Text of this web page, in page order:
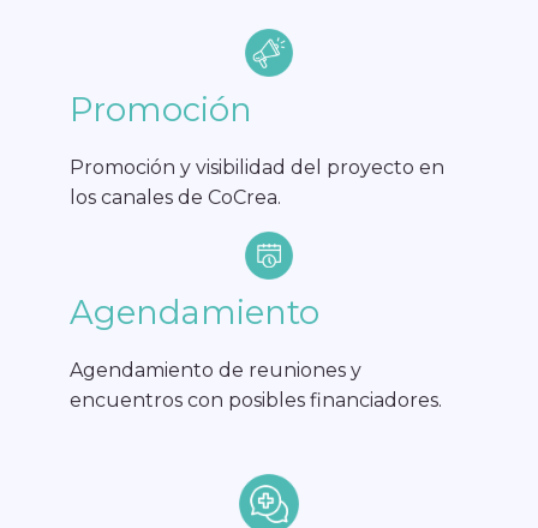
Promoción
Promoción y visibilidad del proyecto en
los canales de CoCrea.
Agendamiento
Agendamiento de reuniones y
encuentros con posibles financiadores.